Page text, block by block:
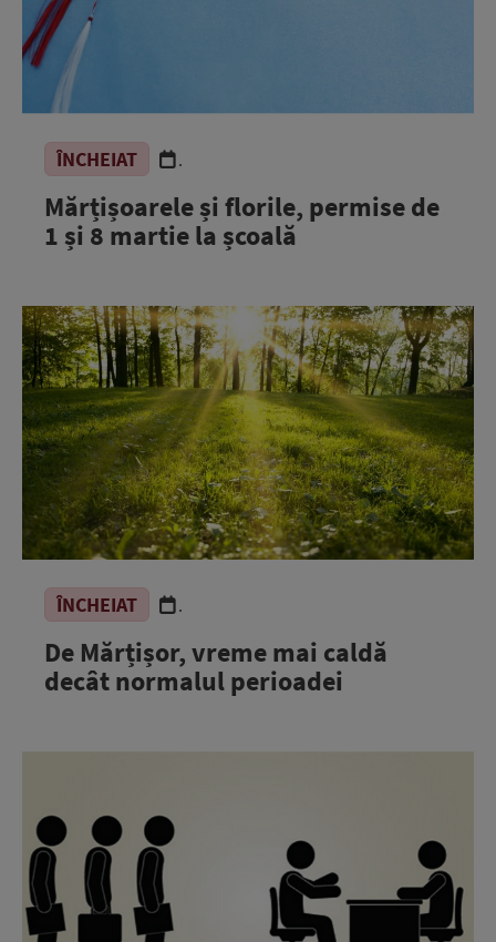
ÎNCHEIAT .
Mărțișoarele și florile, permise de
1 și 8 martie la școală
ÎNCHEIAT .
De Mărțișor, vreme mai caldă
decât normalul perioadei